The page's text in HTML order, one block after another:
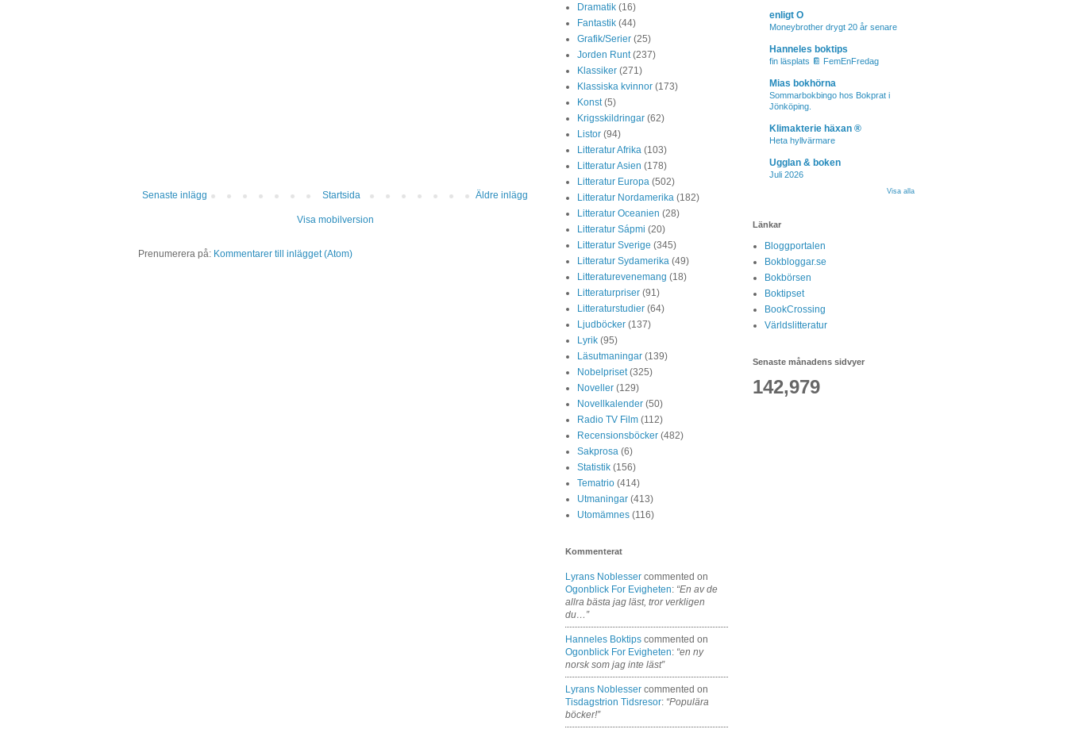
Senaste inlägg Äldre inlägg
Startsida
Visa mobilversion
Prenumerera på: Kommentarer till inlägget (Atom)
Dramatik (16)
Fantastik (44)
Grafik/Serier (25)
Jorden Runt (237)
Klassiker (271)
Klassiska kvinnor (173)
Konst (5)
Krigsskildringar (62)
Listor (94)
Litteratur Afrika (103)
Litteratur Asien (178)
Litteratur Europa (502)
Litteratur Nordamerika (182)
Litteratur Oceanien (28)
Litteratur Sápmi (20)
Litteratur Sverige (345)
Litteratur Sydamerika (49)
Litteraturevenemang (18)
Litteraturpriser (91)
Litteraturstudier (64)
Ljudböcker (137)
Lyrik (95)
Läsutmaningar (139)
Nobelpriset (325)
Noveller (129)
Novellkalender (50)
Radio TV Film (112)
Recensionsböcker (482)
Sakprosa (6)
Statistik (156)
Tematrio (414)
Utmaningar (413)
Utomämnes (116)
Kommenterat
Lyrans Noblesser commented on
Ogonblick For Evigheten: “En av de
allra bästa jag läst, tror verkligen
du…”
Hanneles Boktips commented on
Ogonblick For Evigheten: “en ny
norsk som jag inte läst”
Lyrans Noblesser commented on
Tisdagstrion Tidsresor: “Populära
böcker!”
enligt O
Moneybrother drygt 20 år senare
Hanneles boktips
fin läsplats 📔 FemEnFredag
Mias bokhörna
Sommarbokbingo hos Bokprat i
Jönköping.
Klimakterie häxan ®
Heta hyllvärmare
Ugglan & boken
Juli 2026
Visa alla
Länkar
Bloggportalen
Bokbloggar.se
Bokbörsen
Boktipset
BookCrossing
Världslitteratur
Senaste månadens sidvyer
142,979